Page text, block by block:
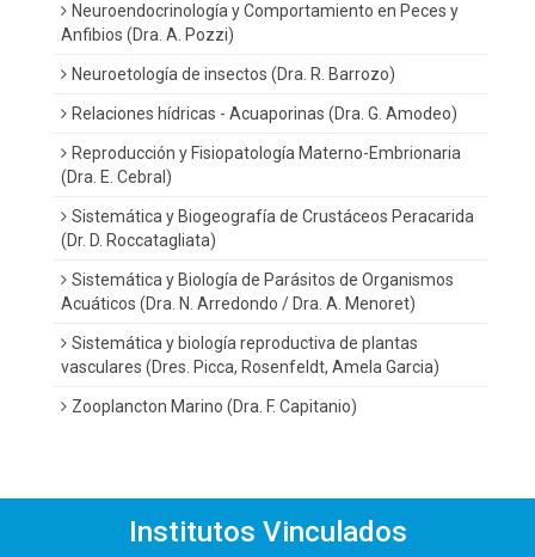
Neuroendocrinología y Comportamiento en Peces y
Anfibios (Dra. A. Pozzi)
Neuroetología de insectos (Dra. R. Barrozo)
Relaciones hídricas - Acuaporinas (Dra. G. Amodeo)
Reproducción y Fisiopatología Materno-Embrionaria
(Dra. E. Cebral)
Sistemática y Biogeografía de Crustáceos Peracarida
(Dr. D. Roccatagliata)
Sistemática y Biología de Parásitos de Organismos
Acuáticos (Dra. N. Arredondo / Dra. A. Menoret)
Sistemática y biología reproductiva de plantas
vasculares (Dres. Picca, Rosenfeldt, Amela Garcia)
Zooplancton Marino (Dra. F. Capitanio)
Institutos Vinculados